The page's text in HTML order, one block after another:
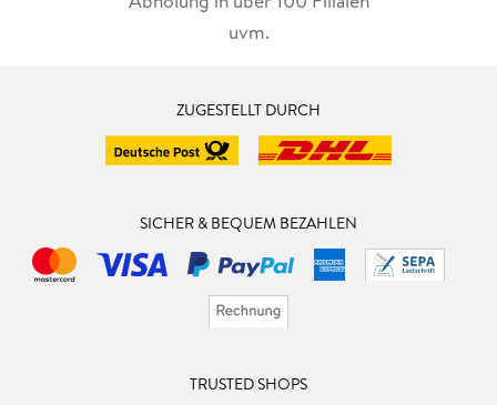
uvm.
ZUGESTELLT DURCH
SICHER & BEQUEM BEZAHLEN
TRUSTED SHOPS